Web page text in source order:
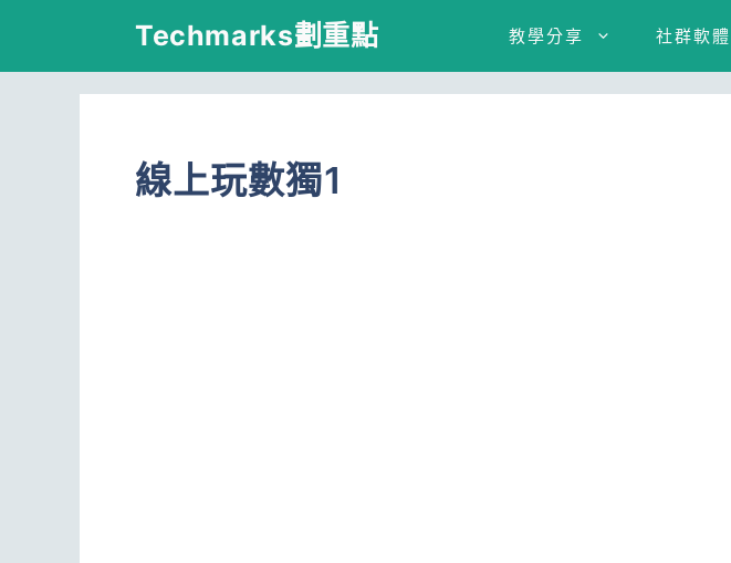
Techmarks劃重點 教學分享 社群軟體
線上玩數獨1